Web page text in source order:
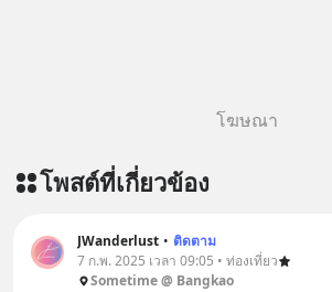
โฆษณา
โพสต์ที่เกี่ยวข้อง
JWanderlust • ติดตาม
7 ก.พ. 2025 เวลา 09:05 • ท่องเที่ยว
Sometime @ Bangkao